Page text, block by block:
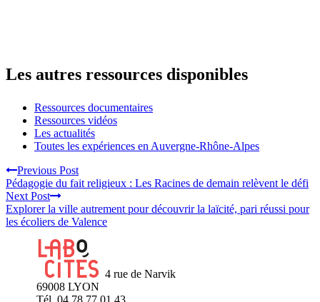
Les autres ressources disponibles
Ressources documentaires
Ressources vidéos
Les actualités
Toutes les expériences en Auvergne-Rhône-Alpes
Previous Post
Pédagogie du fait religieux : Les Racines de demain relèvent le défi
Next Post
Explorer la ville autrement pour découvrir la laïcité, pari réussi pour
les écoliers de Valence
4 rue de Narvik
69008 LYON
Tél. 04 78 77 01 43